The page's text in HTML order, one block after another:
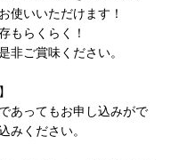
使いいただけます！
もらくらく！
非ご賞味ください。
あってもお申し込みがで
みください。